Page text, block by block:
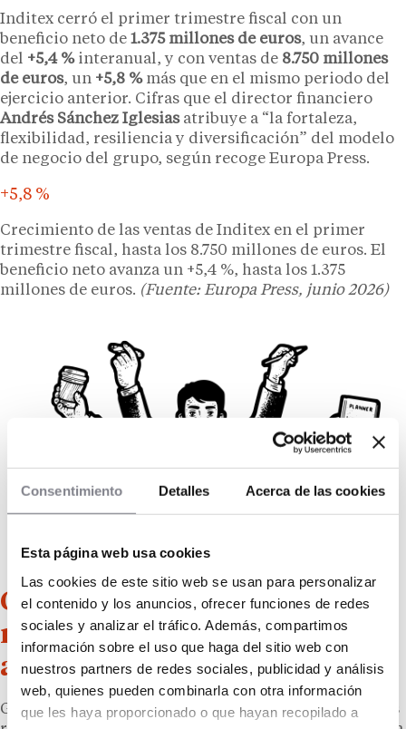
Consentimiento Detalles Acerca de las cookies
Esta página web usa cookies
Las cookies de este sitio web se usan para personalizar
el contenido y los anuncios, ofrecer funciones de redes
sociales y analizar el tráfico. Además, compartimos
información sobre el uso que haga del sitio web con
nuestros partners de redes sociales, publicidad y análisis
web, quienes pueden combinarla con otra información
que les haya proporcionado o que hayan recopilado a
Inditex cerró el primer trimestre fiscal con un
beneficio neto de 1.375 millones de euros, un avance
del +5,4 %interanual, y con ventas de 8.750 millones
de euros, un +5,8 %más que en el mismo periodo del
ejercicio anterior. Cifras que el director financiero
Andrés Sánchez Iglesiasatribuye a “la fortaleza,
flexibilidad, resiliencia y diversificación” del modelo
de negocio del grupo, según recoge Europa Press.
+5,8 %
Crecimiento de las ventas de Inditex en el primer
trimestre fiscal, hasta los 8.750 millones de euros. El
beneficio neto avanza un +5,4 %, hasta los 1.375
millones de euros. (Fuente: Europa Press, junio 2026)
Crecimiento por volumen,
materias primas bajo control y
apuesta por fibras recicladas
García-Tapia ha subrayado que el avance de las ventas